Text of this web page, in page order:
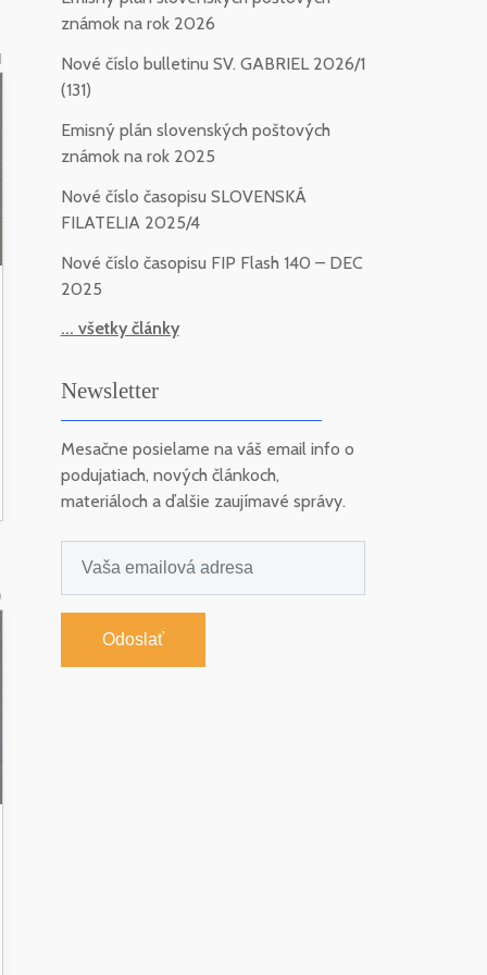
známok na rok 2026
Nové číslo bulletinu SV. GABRIEL 2026/1
(131)
Emisný plán slovenských poštových
známok na rok 2025
Nové číslo časopisu SLOVENSKÁ
FILATELIA 2025/4
Nové číslo časopisu FIP Flash 140 – DEC
2025
... všetky články
Newsletter
Mesačne posielame na váš email info o
podujatiach, nových článkoch,
materiáloch a ďalšie zaujímavé správy.
Odoslať